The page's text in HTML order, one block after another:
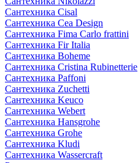
Сантехника Cisal
Сантехника Cea Design
Сантехника Fima Carlo frattini
Сантехника Fir Italia
Сантехника Boheme
Сантехника Cristina Rubinetterie
Сантехника Paffoni
Сантехника Zuchetti
Сантехника Keuco
Сантехника Webert
Сантехника Hansgrohe
Сантехника Grohe
Сантехника Kludi
Сантехника Wassercraft